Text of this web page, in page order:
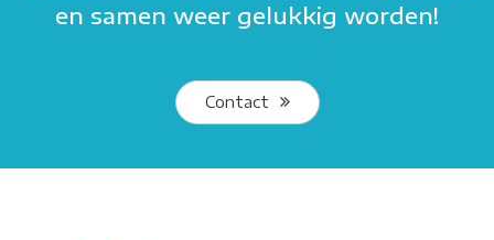
en samen weer gelukkig worden!
Contact